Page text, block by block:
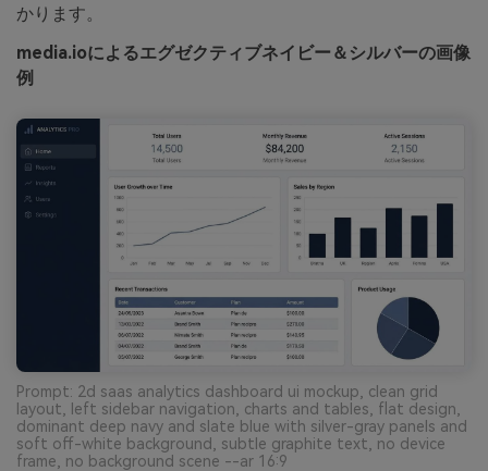
かります。
media.ioによるエグゼクティブネイビー＆シルバーの画像
例
Prompt: 2d saas analytics dashboard ui mockup, clean grid
layout, left sidebar navigation, charts and tables, flat design,
dominant deep navy and slate blue with silver-gray panels and
soft off-white background, subtle graphite text, no device
frame, no background scene --ar 16:9